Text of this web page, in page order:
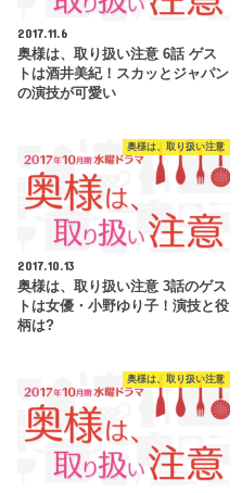
2017.11.6
奥様は、取り扱い注意 6話 ゲス
トは酒井美紀！スカッとジャパン
の演技が可愛い
奥様は、取り扱い注意
2017.10.13
奥様は、取り扱い注意 3話のゲス
トは女優・小野ゆり子！演技と役
柄は?
奥様は、取り扱い注意